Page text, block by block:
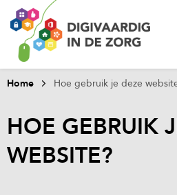
Home Hoe gebruik je deze
HOE GEBRUIK
WEBSITE?